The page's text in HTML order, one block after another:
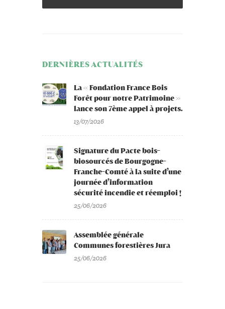
DERNIÈRES ACTUALITÉS
La « Fondation France Bois
Forêt pour notre Patrimoine »
lance son 7ème appel à projets.
13/07/2026
Signature du Pacte bois-
biosourcés de Bourgogne-
Franche-Comté à la suite d’une
journée d’information
sécurité incendie et réemploi !
25/06/2026
Assemblée générale
Communes forestières Jura
25/06/2026